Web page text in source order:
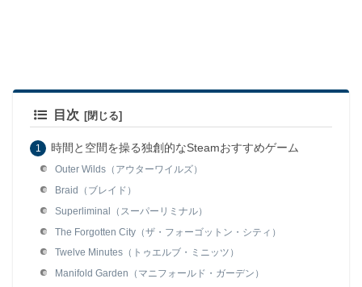
目次
時間と空間を操る独創的なSteamおすすめゲーム
Outer Wilds（アウターワイルズ）
Braid（ブレイド）
Superliminal（スーパーリミナル）
The Forgotten City（ザ・フォーゴットン・シティ）
Twelve Minutes（トゥエルブ・ミニッツ）
Manifold Garden（マニフォールド・ガーデン）